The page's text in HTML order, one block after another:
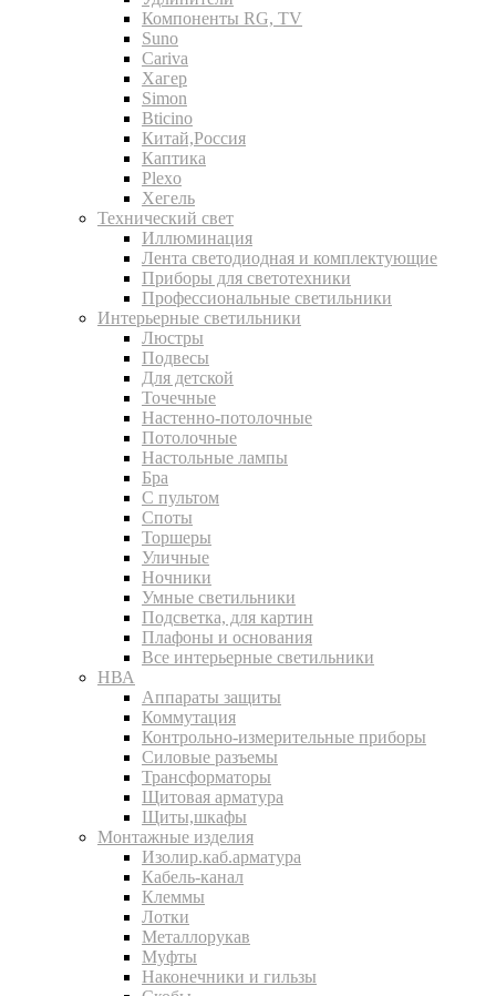
Компоненты RG, TV
Suno
Cariva
Хагер
Simon
Bticino
Китай,Россия
Каптика
Plexo
Хегель
Технический свет
Иллюминация
Лента светодиодная и комплектующие
Приборы для светотехники
Профессиональные светильники
Интерьерные светильники
Люстры
Подвесы
Для детской
Точечные
Настенно-потолочные
Потолочные
Настольные лампы
Бра
С пультом
Споты
Торшеры
Уличные
Ночники
Умные светильники
Подсветка, для картин
Плафоны и основания
Все интерьерные светильники
НВА
Аппараты защиты
Коммутация
Контрольно-измерительные приборы
Силовые разъемы
Трансформаторы
Щитовая арматура
Щиты,шкафы
Монтажные изделия
Изолир.каб.арматура
Кабель-канал
Клеммы
Лотки
Металлорукав
Муфты
Наконечники и гильзы